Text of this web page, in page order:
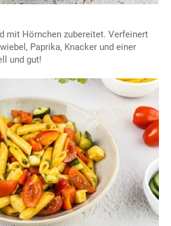
mit Hörnchen zubereitet. Verfeinert
Paprika, Knacker und einer
und gut!